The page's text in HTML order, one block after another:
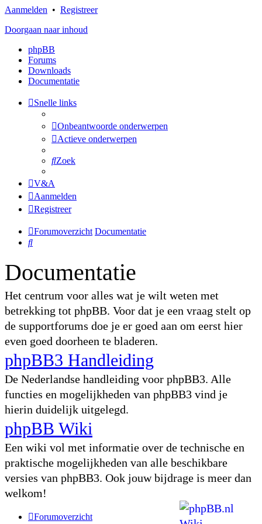
Aanmelden • Registreer
Doorgaan naar inhoud
phpBB
Forums
Downloads
Documentatie
Snelle links
Onbeantwoorde onderwerpen
Actieve onderwerpen
Zoek
V&A
Aanmelden
Registreer
Forumoverzicht Documentatie
Zoek
Documentatie
Het centrum voor alles wat je wilt weten met
betrekking tot phpBB. Voor dat je een vraag stelt op
de supportforums doe je er goed aan om eerst hier
even goed doorheen te bladeren.
phpBB3 Handleiding
De Nederlandse handleiding voor phpBB3. Alle
functies en mogelijkheden van phpBB3 vind je
hierin duidelijk uitgelegd.
phpBB Wiki
Een wiki vol met informatie over de technische en
praktische mogelijkheden van alle beschikbare
versies van phpBB3. Ook jouw bijdrage is meer dan
welkom!
Forumoverzicht